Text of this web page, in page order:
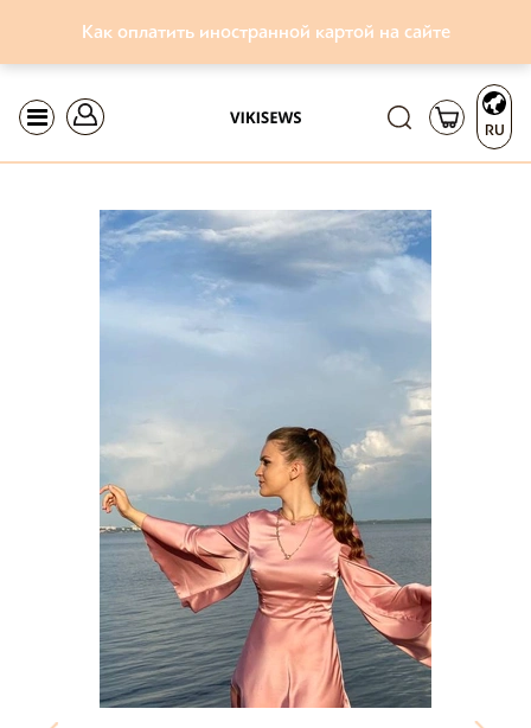
Как оплатить иностранной картой на сайте
RU